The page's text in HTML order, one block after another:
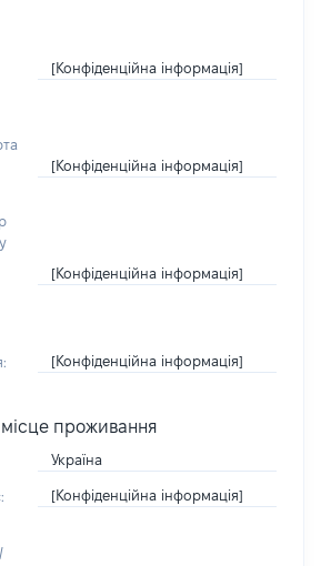
[Конфіденційна інформація]
[Конфіденційна інформація]
[Конфіденційна інформація]
[Конфіденційна інформація]
проживання
Україна
[Конфіденційна інформація]